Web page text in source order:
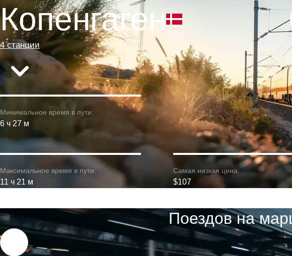
Копенгаген
4 станции
Минимальное время в пути:
6 ч 27 м
Максимальное время в пути:
11 ч 21 м
Самая низкая цена:
$107
Поездов на